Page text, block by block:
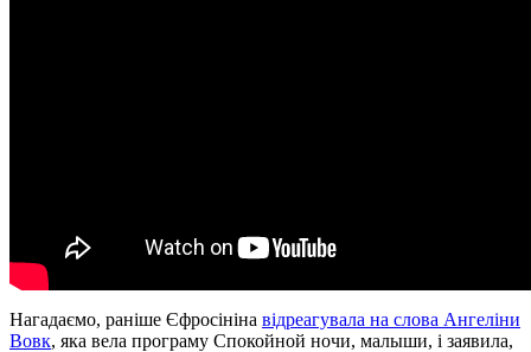
Нагадаємо, раніше Єфросініна відреагувала на слова Ангеліни
Вовк, яка вела програму Спокойной ночи, малыши, і заявила,